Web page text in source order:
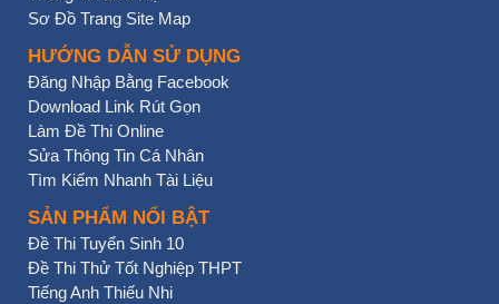
Sơ Đồ Trang Site Map
HƯỚNG DẪN SỬ DỤNG
Đăng Nhập Bằng Facebook
Download Link Rút Gọn
Làm Đề Thi Online
Sửa Thông Tin Cá Nhân
Tìm Kiếm Nhanh Tài Liệu
SẢN PHẨM NỔI BẬT
Đề Thi Tuyển Sinh 10
Đề Thi Thử Tốt Nghiệp THPT
Tiếng Anh Thiếu Nhi